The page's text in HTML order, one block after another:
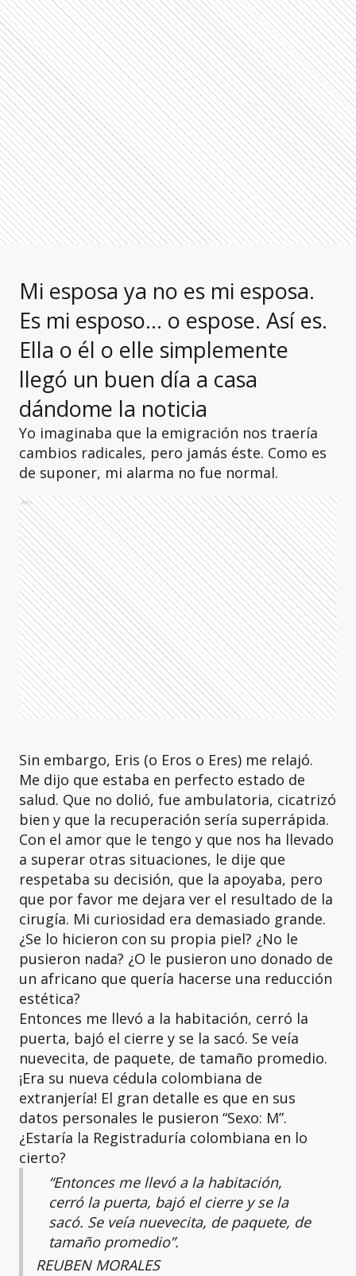
Mi esposa ya no es mi esposa.
Es mi esposo… o espose. Así es.
Ella o él o elle simplemente
llegó un buen día a casa
dándome la noticia
Yo imaginaba que la emigración nos traería
cambios radicales, pero jamás éste. Como es
de suponer, mi alarma no fue normal.
Ads
Sin embargo, Eris (o Eros o Eres) me relajó.
Me dijo que estaba en perfecto estado de
salud. Que no dolió, fue ambulatoria, cicatrizó
bien y que la recuperación sería superrápida.
Con el amor que le tengo y que nos ha llevado
a superar otras situaciones, le dije que
respetaba su decisión, que la apoyaba, pero
que por favor me dejara ver el resultado de la
cirugía. Mi curiosidad era demasiado grande.
¿Se lo hicieron con su propia piel? ¿No le
pusieron nada? ¿O le pusieron uno donado de
un africano que quería hacerse una reducción
estética?
Entonces me llevó a la habitación, cerró la
puerta, bajó el cierre y se la sacó. Se veía
nuevecita, de paquete, de tamaño promedio.
¡Era su nueva cédula colombiana de
extranjería! El gran detalle es que en sus
datos personales le pusieron “Sexo: M”.
¿Estaría la Registraduría colombiana en lo
cierto?
“Entonces me llevó a la habitación,
cerró la puerta, bajó el cierre y se la
sacó. Se veía nuevecita, de paquete, de
tamaño promedio”.
REUBEN MORALES